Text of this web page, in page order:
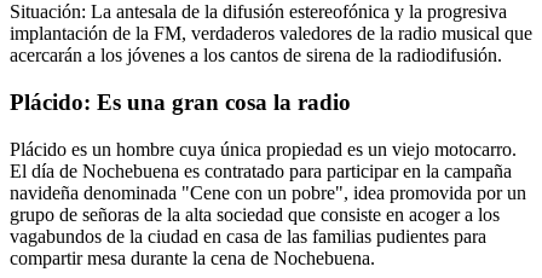
Situación: La antesala de la difusión estereofónica y la progresiva
implantación de la FM, verdaderos valedores de la radio musical que
acercarán a los jóvenes a los cantos de sirena de la radiodifusión.
Plácido: Es una gran cosa la radio
Plácido es un hombre cuya única propiedad es un viejo motocarro.
El día de Nochebuena es contratado para participar en la campaña
navideña denominada "Cene con un pobre", idea promovida por un
grupo de señoras de la alta sociedad que consiste en acoger a los
vagabundos de la ciudad en casa de las familias pudientes para
compartir mesa durante la cena de Nochebuena.